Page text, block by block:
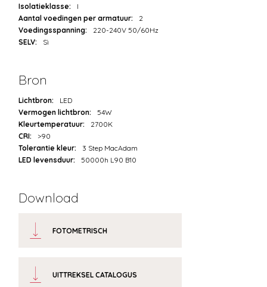
Isolatieklasse:
I
Aantal voedingen per armatuur:
2
Voedingsspanning:
220-240V 50/60Hz
SELV:
Sì
Bron
Lichtbron:
LED
Vermogen lichtbron:
54W
Kleurtemperatuur:
2700K
CRI:
>90
Tolerantie kleur:
3 Step MacAdam
LED levensduur:
50000h L90 B10
Download
FOTOMETRISCH
UITTREKSEL CATALOGUS